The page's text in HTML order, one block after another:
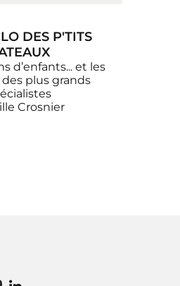
DES P'TITS
d’enfants... et les
plus grands
Crosnier